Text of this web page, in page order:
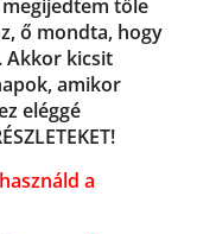
tőle
ő mondta, hogy
Akkor kicsit
amikor
eléggé
a